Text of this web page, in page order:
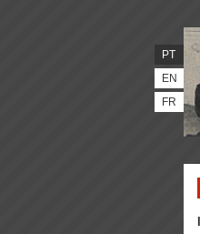
PT
EN
FR